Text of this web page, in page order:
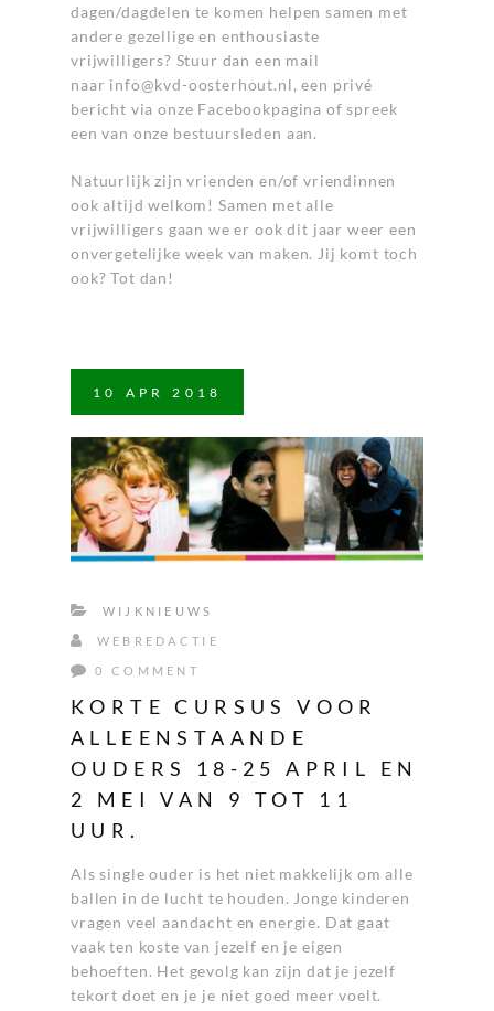
dagen/dagdelen te komen helpen samen met
andere gezellige en enthousiaste
vrijwilligers? Stuur dan een mail
naar info@kvd-oosterhout.nl, een privé
bericht via onze Facebookpagina of spreek
een van onze bestuursleden aan.
Natuurlijk zijn vrienden en/of vriendinnen
ook altijd welkom! Samen met alle
vrijwilligers gaan we er ook dit jaar weer een
onvergetelijke week van maken. Jij komt toch
ook? Tot dan!
10 APR 2018
WIJKNIEUWS
WEBREDACTIE
0 COMMENT
KORTE CURSUS VOOR
ALLEENSTAANDE
OUDERS 18-25 APRIL EN
2 MEI VAN 9 TOT 11
UUR.
Als single ouder is het niet makkelijk om alle
ballen in de lucht te houden. Jonge kinderen
vragen veel aandacht en energie. Dat gaat
vaak ten koste van jezelf en je eigen
behoeften. Het gevolg kan zijn dat je jezelf
tekort doet en je je niet goed meer voelt.